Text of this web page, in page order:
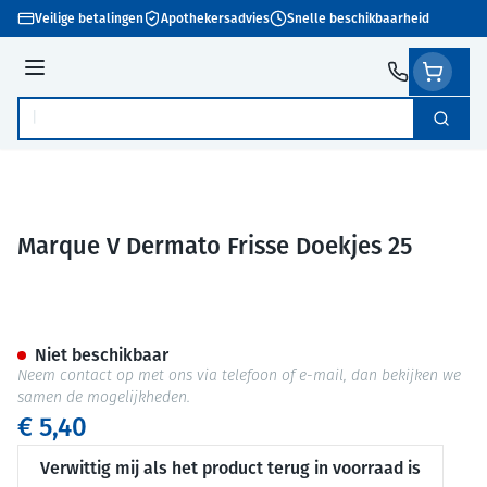
Ga naar de inhoud
Veilige betalingen Apothekersadvies Snelle beschikbaarheid
Menu
Product, merk, categorie... Zoek
Marque V Dermato Frisse Doekjes 25
€ 5,40
Verwittig mij als het product terug in voorraad is
Niet beschikbaar
Neem contact op met ons via telefoon of e-mail, dan bekijken we
samen de mogelijkheden.